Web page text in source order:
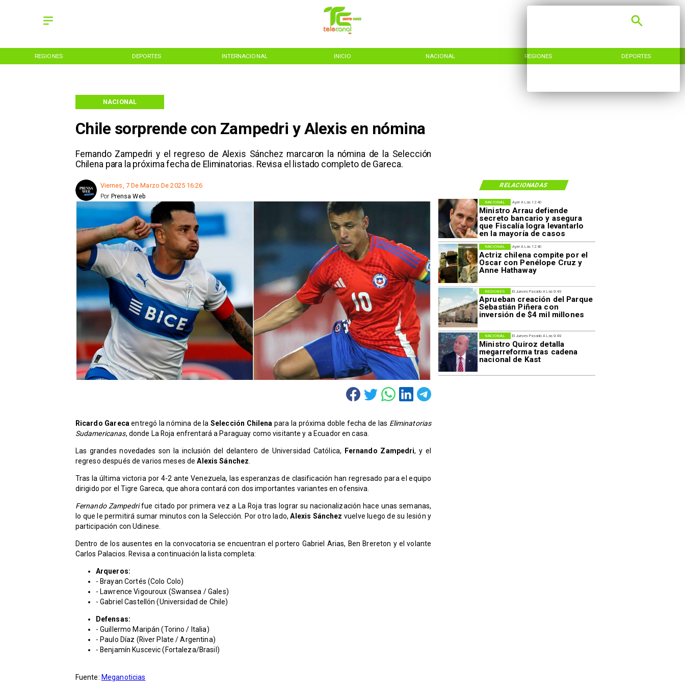
REGIONES DEPORTES INTERNACIONAL INICIO NACIONAL REGIONES DEPORTES
Chile sorprende con Zampedri y Alexis en nómina
Fernando Zampedri y el regreso de Alexis Sánchez marcaron la nómina de la Selección
Chilena para la próxima fecha de Eliminatorias. Revisa el listado completo de Gareca.
NACIONAL
RELACIONADAS
Viernes, 7 De Marzo De 2025 16:26
Prensa Web
Por
Ayer A Las 12:40
Ministro Arrau defiende
secreto bancario y asegura
que Fiscalía logra levantarlo
en la mayoría de casos
NACIONAL
Ayer A Las 12:40
Actriz chilena compite por el
Oscar con Penélope Cruz y
Anne Hathaway
NACIONAL
El Jueves Pasado A Las 9:49
Aprueban creación del Parque
Sebastián Piñera con
inversión de $4 mil millones
REGIONES
El Jueves Pasado A Las 9:49
Ministro Quiroz detalla
megarreforma tras cadena
nacional de Kast
NACIONAL
Ricardo Garecaentregó la nómina de la Selección Chilena para la próxima doble fecha de las Eliminatorias
Sudamericanas, donde La Roja enfrentará a Paraguay como visitante y a Ecuador en casa.
Las grandes novedades son la inclusión del delantero de Universidad Católica, Fernando Zampedri, y el
regreso después de varios meses deAlexis Sánchez.
Tras la última victoria por 4-2 ante Venezuela, las esperanzas de clasificación han regresado para el equipo
dirigido por el Tigre Gareca, que ahora contará con dos importantes variantes en ofensiva.
Fernando Zampedrifue citado por primera vez a La Roja tras lograr su nacionalización hace unas semanas,
lo que le permitirá sumar minutos con la Selección. Por otro lado,Alexis Sánchez vuelve luego de su lesión y
participación con Udinese.
Dentro de los ausentes en la convocatoria se encuentran el portero Gabriel Arias, Ben Brereton y el volante
Carlos Palacios. Revisa a continuación la lista completa:
Arqueros:
- Brayan Cortés (Colo Colo)
- Lawrence Vigouroux (Swansea / Gales)
- Gabriel Castellón (Universidad de Chile)
Defensas:
- Guillermo Maripán (Torino / Italia)
- Paulo Díaz (River Plate / Argentina)
- Benjamín Kuscevic (Fortaleza/Brasil)
Fuente: Meganoticias